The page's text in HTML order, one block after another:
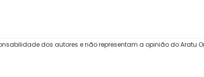
dos autores e não representam a opinião do Aratu